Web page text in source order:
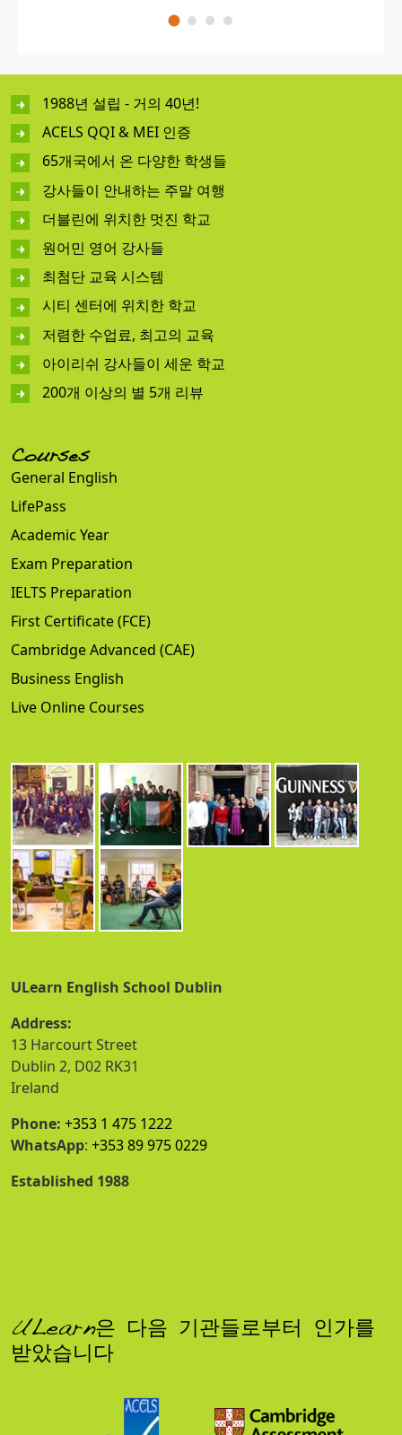
1988년 설립 - 거의 40년!
ACELS QQI & MEI 인증
65개국에서 온 다양한 학생들
강사들이 안내하는 주말 여행
더블린에 위치한 멋진 학교
원어민 영어 강사들
최첨단 교육 시스템
시티 센터에 위치한 학교
저렴한 수업료, 최고의 교육
아이리쉬 강사들이 세운 학교
200개 이상의 별 5개 리뷰
Courses
General English
LifePass
Academic Year
Exam Preparation
IELTS Preparation
First Certificate (FCE)
Cambridge Advanced (CAE)
Business English
Live Online Courses
ULearn English School Dublin
Address:
13 Harcourt Street
Dublin 2, D02 RK31
Ireland
Phone: +353 1 475 1222
WhatsApp: +353 89 975 0229
Established 1988
ULearn은 다음 기관들로부터 인가를
받았습니다